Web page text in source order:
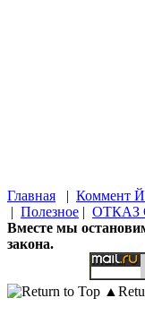
Главная | Коммент
| Полезное | ОТКАЗ
Вместе мы
закона.